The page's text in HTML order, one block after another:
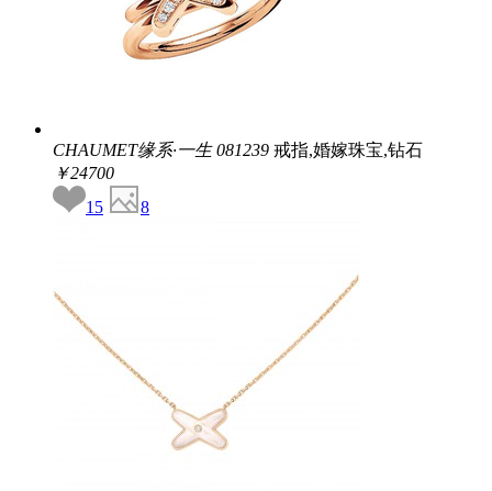
CHAUMET缘系·一生 081239 戒指,婚嫁珠宝,钻石
￥24700
15
8